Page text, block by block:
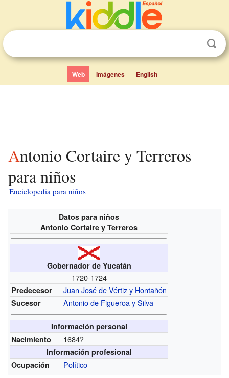
Web Imágenes English
Antonio Cortaire y Terreros
para niños
Enciclopedia para niños
Datos para niños
Antonio Cortaire y Terreros
Gobernador de Yucatán
1720-1724
Predecesor Juan José de Vértiz y Hontañón
Sucesor Antonio de Figueroa y Silva
Información personal
Nacimiento
1684?
Información profesional
Ocupación
Político